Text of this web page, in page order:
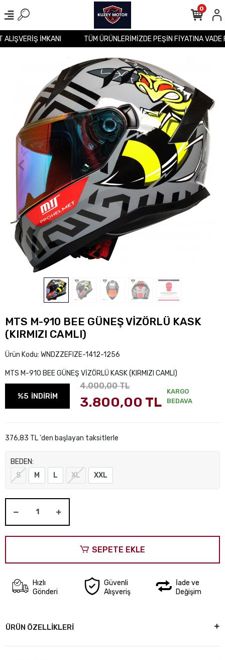
ALIŞVERİŞ İMKANI TÜM ÜRÜNLERİMİZDE PEŞİN FİYATINA
0
MTS M-910 BEE GÜNEŞ VİZÖRLÜ KASK
(KIRMIZI CAMLI)
Ürün Kodu: WNDZZEFIZE-1412-1256
MTS M-910 BEE GÜNEŞ VİZÖRLÜ KASK (KIRMIZI CAMLI)
%5 İNDİRİM
4.000,00 TL
3.800,00 TL
KARGO
BEDAVA
376,83 TL 'den başlayan taksitlerle
BEDEN:
S
M L XL XXL
SEPETE EKLE
Hızlı
Gönderi
Güvenli
Alışveriş
İade ve
Değişim
ÜRÜN ÖZELLİKLERİ